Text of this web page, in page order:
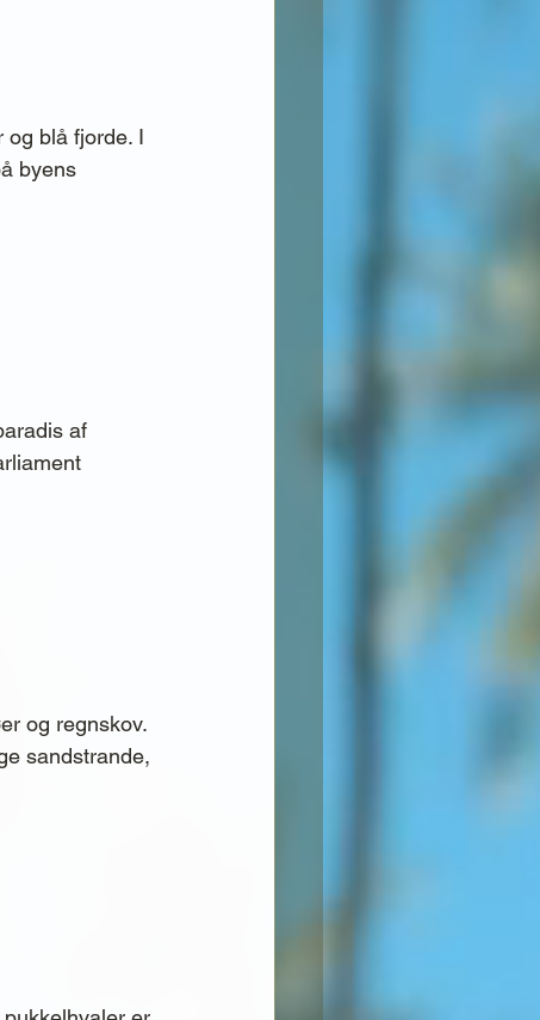
blå fjorde. I
byens
af
og regnskov.
sandstrande,